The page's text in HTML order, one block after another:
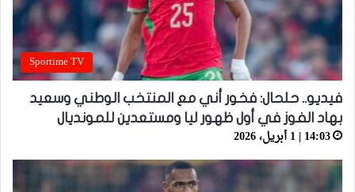
Sportime TV
فيديو.. حلحال: فخور أني مع المنتخب الوطني وسعيد
بهاد الفوز في أول ظهور ليا ومستعدين للمونديال
14:03 | 1 أبريل، 2026